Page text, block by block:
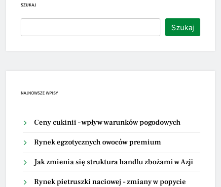
SZUKAJ
Szukaj
NAJNOWSZE WPISY
Ceny cukinii – wpływ warunków pogodowych
Rynek egzotycznych owoców premium
Jak zmienia się struktura handlu zbożami w Azji
Rynek pietruszki naciowej – zmiany w popycie